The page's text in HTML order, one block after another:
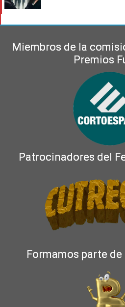
Miembros de la
Premios
Patrocinadores del
Formamos parte